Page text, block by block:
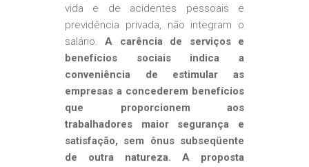
vida e de acidentes pessoais e
previdência privada, não integram o
salário.A carência de serviços e
benefícios sociais indica a
conveniência de estimular as
empresas a concederem benefícios
que proporcionem aos
trabalhadores maior segurança e
satisfação, sem ônus subseqüente
de outra natureza. A proposta